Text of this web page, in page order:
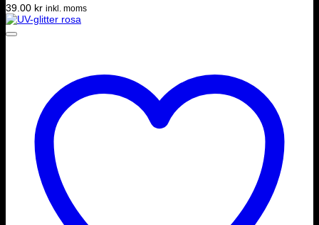
39.00 kr inkl. moms